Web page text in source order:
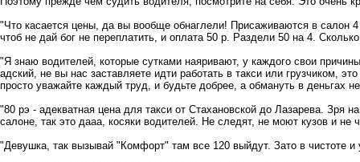
"Что касается цены, да вы вообще обнаглели! Присаживаются в салон
чтоб не дай бог не переплатить, и оплата 50 р. Раздели 50 на 4.
"Я знаю водителей, которые сутками наяривают, у каждого свои
адский, не вы нас заставляете идти работать в такси или грузчиком,
просто уважайте каждый труд, и будьте добрее, а обмануть в деньгах
"80 рэ - адекватная цена для такси от Стахановской до Лазарева. Зря
салоне, так это дааа, косяки водителей. Не следят, не моют кузов и не
"Девушка, так вызывай "Комфорт" там все 120 выйдут. Зато в чистоте